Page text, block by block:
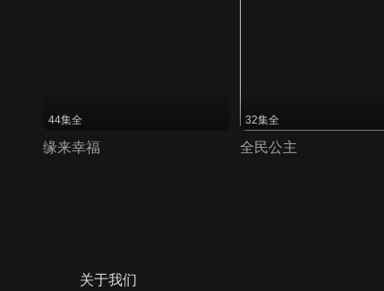
44集全
缘来幸福
32集全
全民公主
关于我们